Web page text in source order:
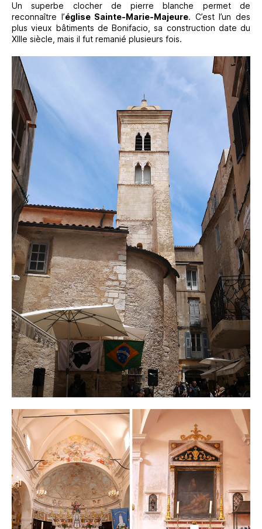
Un superbe clocher de pierre blanche permet de
reconnaître l’église Sainte-Marie-Majeure. C’est l’un des
plus vieux bâtiments de Bonifacio, sa construction date du
XIIIe siècle, mais il fut remanié plusieurs fois.